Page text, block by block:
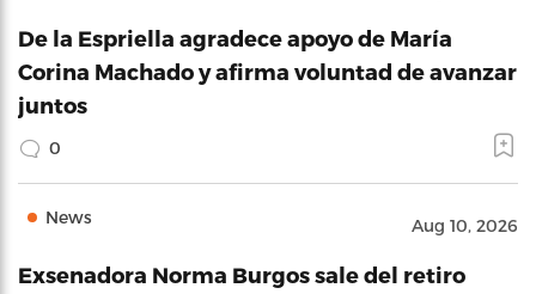
De la Espriella agradece apoyo de María
Corina Machado y afirma voluntad de avanzar
juntos
0
News Aug 10, 2026
Exsenadora Norma Burgos sale del retiro